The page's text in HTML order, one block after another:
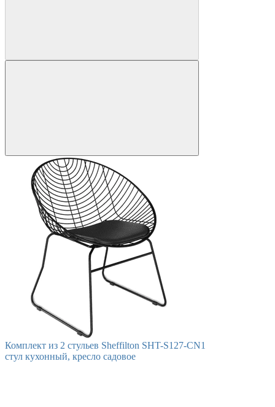
Комплект из 2 стульев Sheffilton SHT-S127-CN1
стул кухонный, кресло садовое